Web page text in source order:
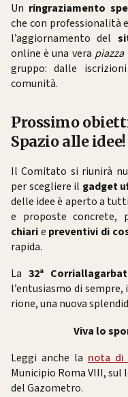
Un ringraziamento
che con professionalità
l’aggiornamento del
online è una vera
gruppo: dalle
comunità.
Prossimo
Spazio alle idee!
Il Comitato si riunirà
per scegliere il gadget
delle idee è aperto a
e proposte concrete,
chiarie preventivi di
rapida.
La 32ª
l’entusiasmo di
rione, una nuova
Viva lo
Leggi anche la nota di
Municipio Roma VIII, sul
del Gazometro.